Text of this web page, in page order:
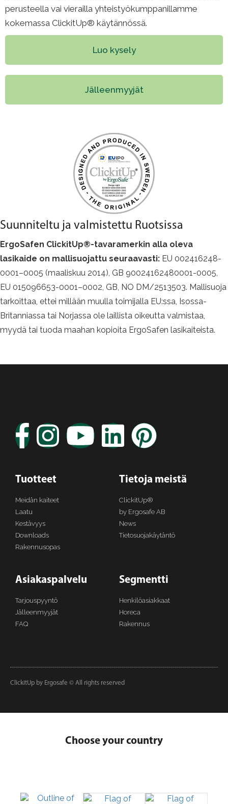
perusteella vai vierailla yhteistyökumppanillamme
kokemassa ClickitUp® käytännössä.
Luo kysely
Jälleenmyyjät
Suunniteltu ja valmistettu Ruotsissa
ErgoSafen ClickitUp®-tavaramerkin alla oleva
lasikaide on mallisuojattu seuraavasti: EU 002416248-
0001–0005 (maaliskuu 2014), GB 90024162480001-0005,
EU 015096653-0001–0002, GB, NO DM/2513503. Mallisuoja
tarkoittaa, ettei millään muulla toimijalla EU:ssa, Isossa-
Britanniassa tai Norjassa ole laillista oikeutta valmistaa,
myydä tai tuoda maahan kopioita ErgoSafen lasikaiteista.
Asiakaspalvelu
Tarjouspyyntö
Jälleenmyyjät
FAQ
Tuotteet
Meidän kaiteet
Laatu
Kestävyys
Downloads
Rakennusopas
Tietoja meistä
ClickitUp®
by Ergosafe AB
News
Tietosuojakäytäntö
Segmentti
Henkilöasiakkaat
Horeca
Rakennus
ClickitUp by Ergosafe © All rights reserved
Choose your country